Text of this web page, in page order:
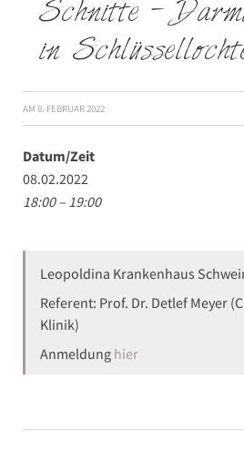
Schnitte –
in
AM 8. FEBRUAR 2022
Datum/Zeit
08.02.2022
18:00 – 19:00
Leopoldina Krankenhaus
Referent: Prof. Dr. Detlef Meyer
Klinik)
Anmeldung hier